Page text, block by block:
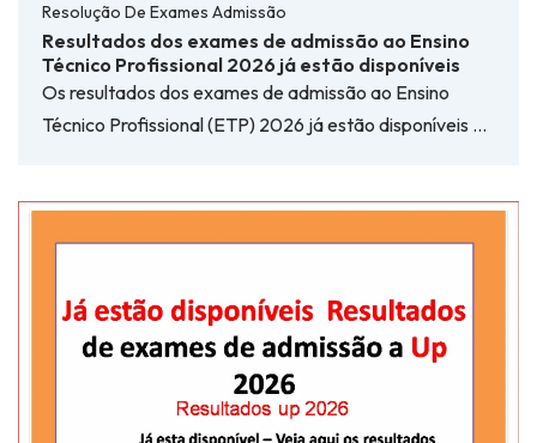
Resolução De Exames Admissão
Resultados dos exames de admissão ao Ensino
Técnico Profissional 2026 já estão disponíveis
Os resultados dos exames de admissão ao Ensino
Técnico Profissional (ETP) 2026 já estão disponíveis …